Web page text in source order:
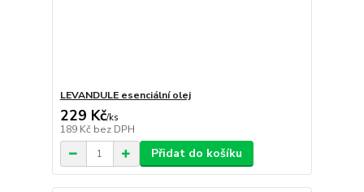
LEVANDULE esenciální olej
229 Kč/ks
189 Kč bez DPH
Přidat do košíku